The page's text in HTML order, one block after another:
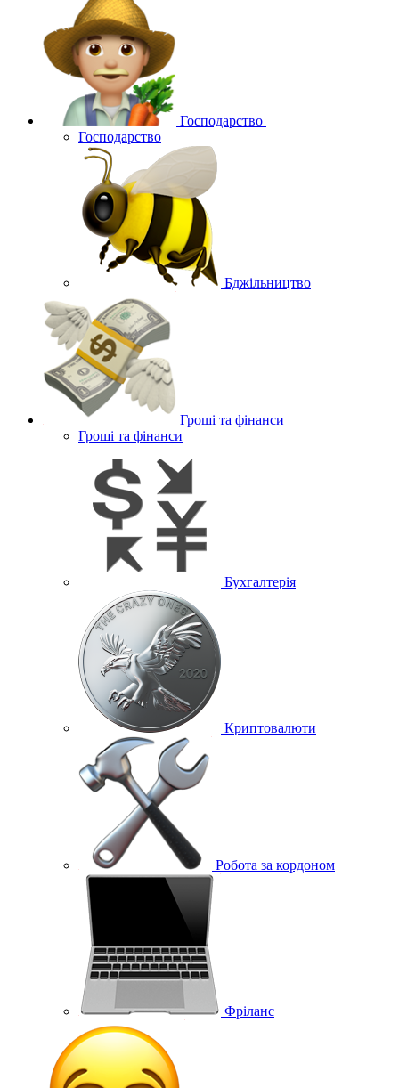
Господарство
Господарство
Бджільництво
Гроші та фінанси
Гроші та фінанси
Бухгалтерія
Криптовалюти
Робота за кордоном
Фріланс